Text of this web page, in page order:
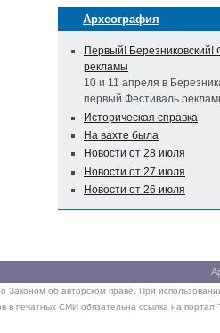
Археография
Первый! Березниковский!
рекламы
10 и 11 апреля в
первый Фестиваль
Историческая справка
На вахте была
Новости от 28 июля
Новости от 27 июля
Новости от 26 июля
об авторском праве. При
в печатных СМИ обязательна ссылка на